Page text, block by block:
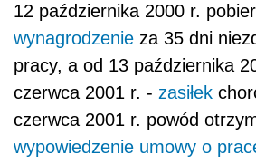
12 października 2000 r.
wynagrodzenie za 35 dni
pracy, a od 13 października
czerwca 2001 r. - zasiłek
czerwca 2001 r. powód
wypowiedzenie umowy o